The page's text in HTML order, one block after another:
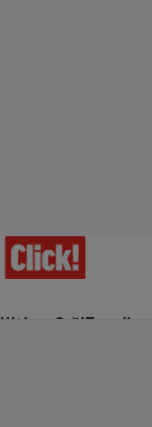
Ultima Oră!Trending